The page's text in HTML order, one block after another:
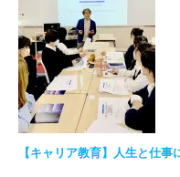
【キャリア教育】人生と仕